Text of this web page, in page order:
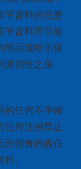
等資料的完整
等資料而引致
明示或暗示保
適切性之保
的任何不準確
任何法例禁止
田徑會的責任
。